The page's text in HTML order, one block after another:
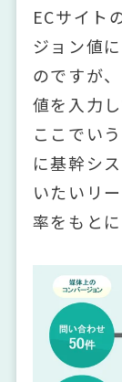
ECサイト
ジョン値
のですが
値を入力
ここでい
に基幹シ
いたいリ
率をもと